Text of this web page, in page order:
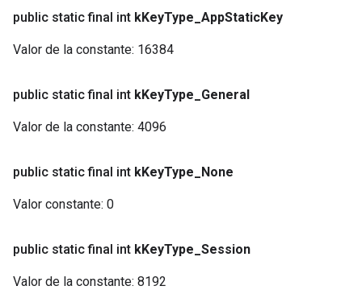
public static final int kKeyType AppStaticKey
Valor de la constante: 16384
public static final int kKeyType General
Valor de la constante: 4096
public static final int kKeyType None
Valor constante: 0
public static final int kKeyType Session
Valor de la constante: 8192